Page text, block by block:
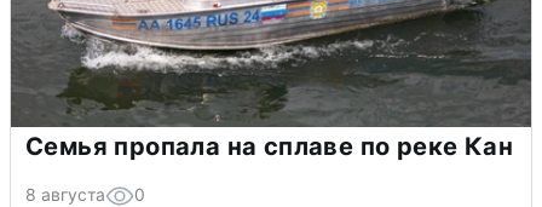
Семья пропала на сплаве по реке Кан
8 августа 0